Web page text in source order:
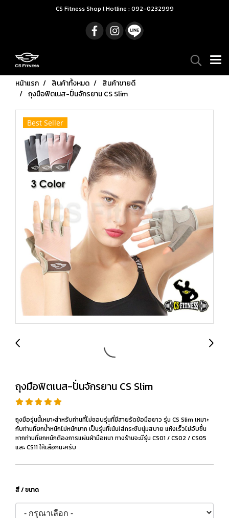
CS Fitness Shop l Hotline : 092-0232999
หน้าแรก สินค้าทั้งหมด
สินค้าขายดี
ถุงมือฟิตเนส-ปั่นจักรยาน CS Slim
Best Seller
ถุงมือฟิตเนส-ปั่นจักรยาน CS Slim
ถุงมือรุ่นนี้เหมาะสำหรับท่านที่ไม่ชอบรุ่นที่มีสายรัดข้อมือยาว รุ่น CS Slim เหมาะ
กับท่านที่ยกน้ำหนักไม่หนักมาก เป็นรุ่นที่เน้นใส่กระชับนุ่มสบาย แห้งเร็วไม่อับชื้น
หากท่านที่ยกหนักต้องการแผ่นฝ่ามือหนา ทางร้านจะมีรุ่น CS01 / CS02 / CS05
และ CS11 ให้เลือกนะครับ
สี / ขนาด